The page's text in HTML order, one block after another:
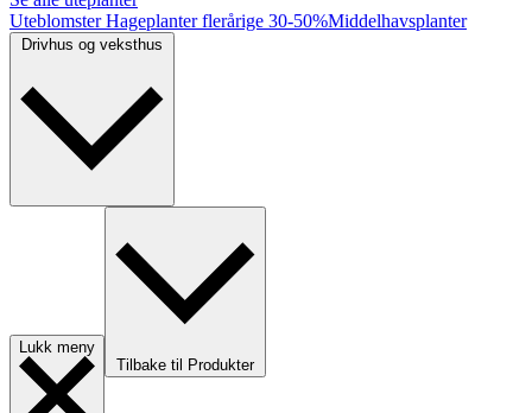
UteblomsterHageplanter flerårige 30-50%Middelhavsplanter
Lukk meny
Tilbake til Produkter